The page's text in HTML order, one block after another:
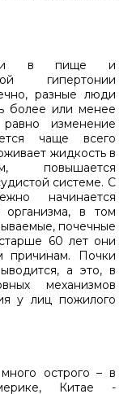
в пище и
гипертонии
разные люди
более или менее
изменение
чаще всего
жидкость в
повышается
системе. С
начинается
в том
почечные
60 лет они
причинам. Почки
а это, в
механизмов
у лиц пожилого
острого – в
Китае -